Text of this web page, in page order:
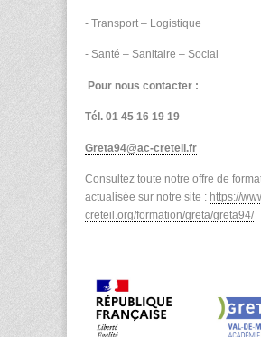
- Transport – Logistique
- Santé – Sanitaire – Social
Pour nous contacter :
Tél. 01 45 16 19 19
Greta94@ac-creteil.fr
Consultez toute notre offre de
actualisée sur notre site : https://
creteil.org/formation/greta/greta94/